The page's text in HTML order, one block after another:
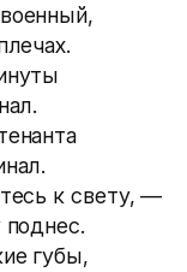
к свету, —
губы,